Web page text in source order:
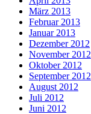
März 2013
Februar 2013
Januar 2013
Dezember 2012
November 2012
Oktober 2012
September 2012
August 2012
Juli 2012
Juni 2012